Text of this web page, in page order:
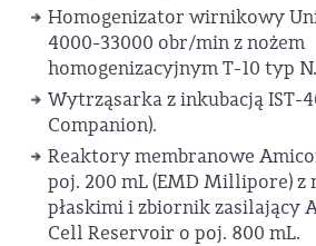
Homogenizator wirnikowy
4000-33000 obr/min z nożem
homogenizacyjnym T-10 typ N.
Wytrząsarka z inkubacją IST-
Companion).
Reaktory membranowe
poj. 200 mL (EMD Millipore) z
płaskimi i zbiornik zasilający
Cell Reservoir o poj. 800 mL.